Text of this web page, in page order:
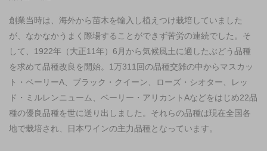
創業当時は、海外から苗木を輸入し植えつけ栽培していました
が、なかなかうまく際場することができず苦労の連続でした。そ
して、1922年（大正11年）6月から気候風土に適したぶどう品種
を求めて品種改良を開始。1万311回の品種交雑の中からマスカッ
ト・ベーリーA、ブラック・クイーン、ローズ・シオター、レッ
ド・ミルレンニューム、ベーリー・アリカントAなどをはじめ22品
種の優良品種を世に送り出しました。それらの品種は現在全国各
地で栽培され、日本ワインの主力品種となっています。